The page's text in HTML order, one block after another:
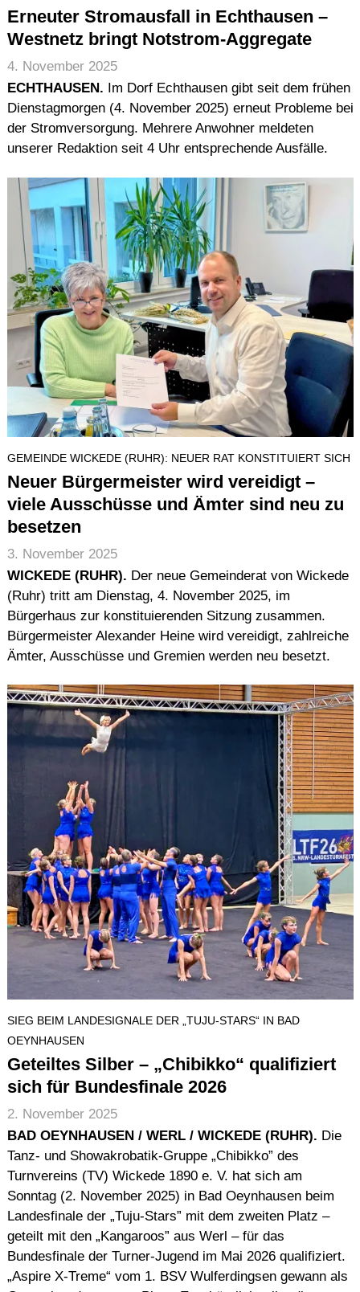
Erneuter Stromausfall in Echthausen –
Westnetz bringt Notstrom-Aggregate
4. November 2025
ECHTHAUSEN. Im Dorf Echthausen gibt seit dem frühen
Dienstagmorgen (4. November 2025) erneut Probleme bei
der Stromversorgung. Mehrere Anwohner meldeten
unserer Redaktion seit 4 Uhr entsprechende Ausfälle.
GEMEINDE WICKEDE (RUHR): NEUER RAT KONSTITUIERT SICH
Neuer Bürgermeister wird vereidigt –
viele Ausschüsse und Ämter sind neu zu
besetzen
3. November 2025
WICKEDE (RUHR). Der neue Gemeinderat von Wickede
(Ruhr) tritt am Dienstag, 4. November 2025, im
Bürgerhaus zur konstituierenden Sitzung zusammen.
Bürgermeister Alexander Heine wird vereidigt, zahlreiche
Ämter, Ausschüsse und Gremien werden neu besetzt.
SIEG BEIM LANDESIGNALE DER „TUJU-STARS“ IN BAD
OEYNHAUSEN
Geteiltes Silber – „Chibikko“ qualifiziert
sich für Bundesfinale 2026
2. November 2025
BAD OEYNHAUSEN / WERL / WICKEDE (RUHR). Die
Tanz- und Showakrobatik-Gruppe „Chibikko” des
Turnvereins (TV) Wickede 1890 e. V. hat sich am
Sonntag (2. November 2025) in Bad Oeynhausen beim
Landesfinale der „Tuju-Stars” mit dem zweiten Platz –
geteilt mit den „Kangaroos” aus Werl – für das
Bundesfinale der Turner-Jugend im Mai 2026 qualifiziert.
„Aspire X-Treme“ vom 1. BSV Wulferdingsen gewann als